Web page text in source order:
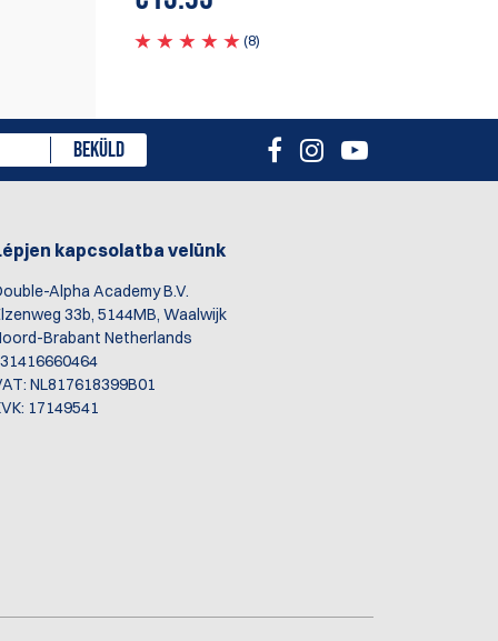
(8)
BEKÜLD
kapcsolatba velünk
Alpha Academy B.V.
33b, 5144MB, Waalwijk
Brabant Netherlands
NL817618399B01
17149541